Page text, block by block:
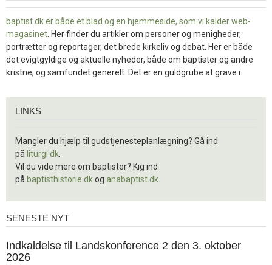
baptist.dk er både et blad og en hjemmeside, som vi kalder web-
magasinet . Her finder du artikler om personer og menigheder,
portrætter og reportager, det brede kirkeliv og debat. Her er både
det evigtgyldige og aktuelle nyheder, både om baptister og andre
kristne, og samfundet generelt. Det er en guldgrube at grave i.
LINKS
Mangler du hjælp til gudstjenesteplanlægning? Gå ind
på liturgi.dk
Vil du vide mere om baptister? Kig ind
på baptisthistorie.dkog anabaptist.dk
Seneste
SENESTE NYT
1.
jul.
Indkaldelse til Landskonference 2 den 3. oktober
2026